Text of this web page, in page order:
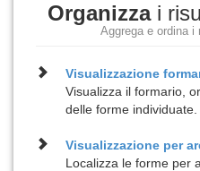
Organizzai
Aggrega e ordina i
Visualizzazione
Visualizza il formario,
delle forme individuate.
Visualizzazione per
Localizza le forme per